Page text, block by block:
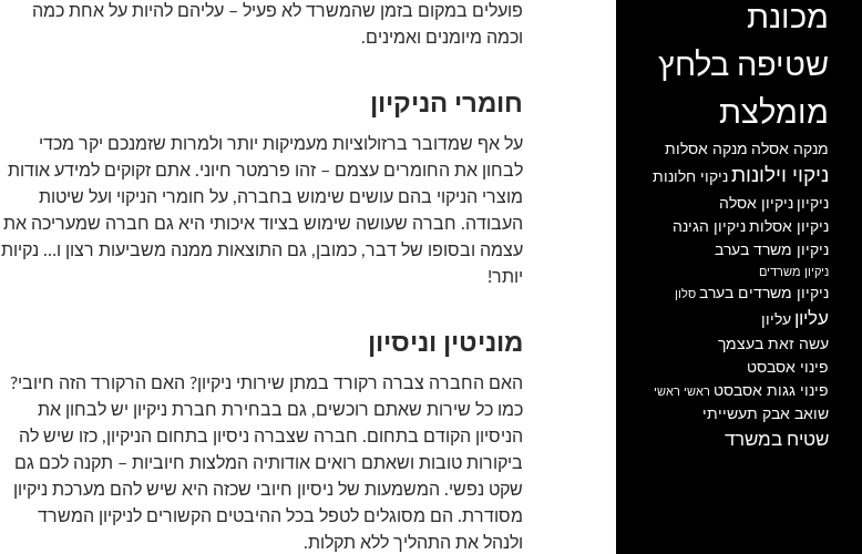
פועלים במקום בזמן שהמשרד לא פעיל – עליהם להיות על אחת כמה
וכמה מיומנים ואמינים.
חומרי הניקיון
על אף שמדובר ברזולוציות מעמיקות יותר ולמרות שזמנכם יקר מכדי
לבחון את החומרים עצמם – זהו פרמטר חיוני. אתם זקוקים למידע אודות
מוצרי הניקוי בהם עושים שימוש בחברה, על חומרי הניקוי ועל שיטות
העבודה. חברה שעושה שימוש בציוד איכותי היא גם חברה שמעריכה את
עצמה ובסופו של דבר, כמובן, גם התוצאות ממנה משביעות רצון ו… נקיות
יותר!
מוניטין וניסיון
האם החברה צברה רקורד במתן שירותי ניקיון? האם הרקורד הזה חיובי?
כמו כל שירות שאתם רוכשים, גם בבחירת חברת ניקיון יש לבחון את
הניסיון הקודם בתחום. חברה שצברה ניסיון בתחום הניקיון, כזו שיש לה
ביקורות טובות ושאתם רואים אודותיה המלצות חיוביות – תקנה לכם גם
שקט נפשי. המשמעות של ניסיון חיובי שכזה היא שיש להם מערכת ניקיון
מסודרת. הם מסוגלים לטפל בכל ההיבטים הקשורים לניקיון המשרד
ולנהל את התהליך ללא תקלות.
מכונת
שטיפה בלחץ
מומלצת
מנקה אסלה מנקה אסלות
ניקוי וילונות ניקוי חלונות
ניקיון ניקיון אסלה
ניקיון אסלות ניקיון הגינה
ניקיון משרד בערב
ניקיון משרדים
ניקיון משרדים בערב סלון
עליון עליון
עשה זאת בעצמך
פינוי אסבסט
פינוי גגות אסבסט ראשי ראשי
שואב אבק תעשייתי
שטיח במשרד